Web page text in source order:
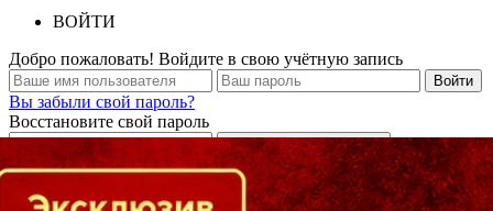
ВОЙТИ
Добро пожаловать! Войдите в свою учётную запись
Вы забыли свой пароль?
Восстановите свой пароль
Кто есть кто в Байкальском регионе